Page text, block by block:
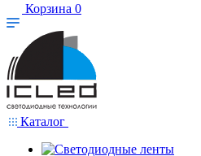
Корзина 0
Каталог